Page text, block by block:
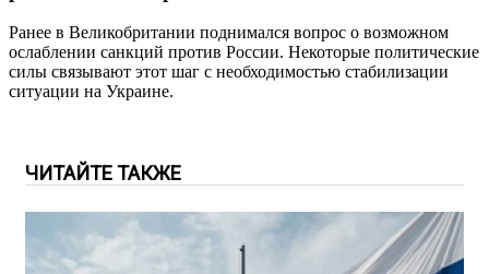
Ранее в Великобритании поднимался вопрос о возможном
ослаблении санкций против России. Некоторые политические
силы связывают этот шаг с необходимостью стабилизации
ситуации на Украине.
ЧИТАЙТЕ ТАКЖЕ